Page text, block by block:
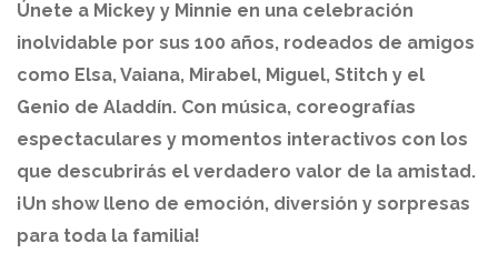
Únete a Mickey y Minnie en una celebración
inolvidable por sus 100 años, rodeados de amigos
como Elsa, Vaiana, Mirabel, Miguel, Stitch y el
Genio de Aladdín. Con música, coreografías
espectaculares y momentos interactivos con los
que descubrirás el verdadero valor de la amistad.
¡Un show lleno de emoción, diversión y sorpresas
para toda la familia!